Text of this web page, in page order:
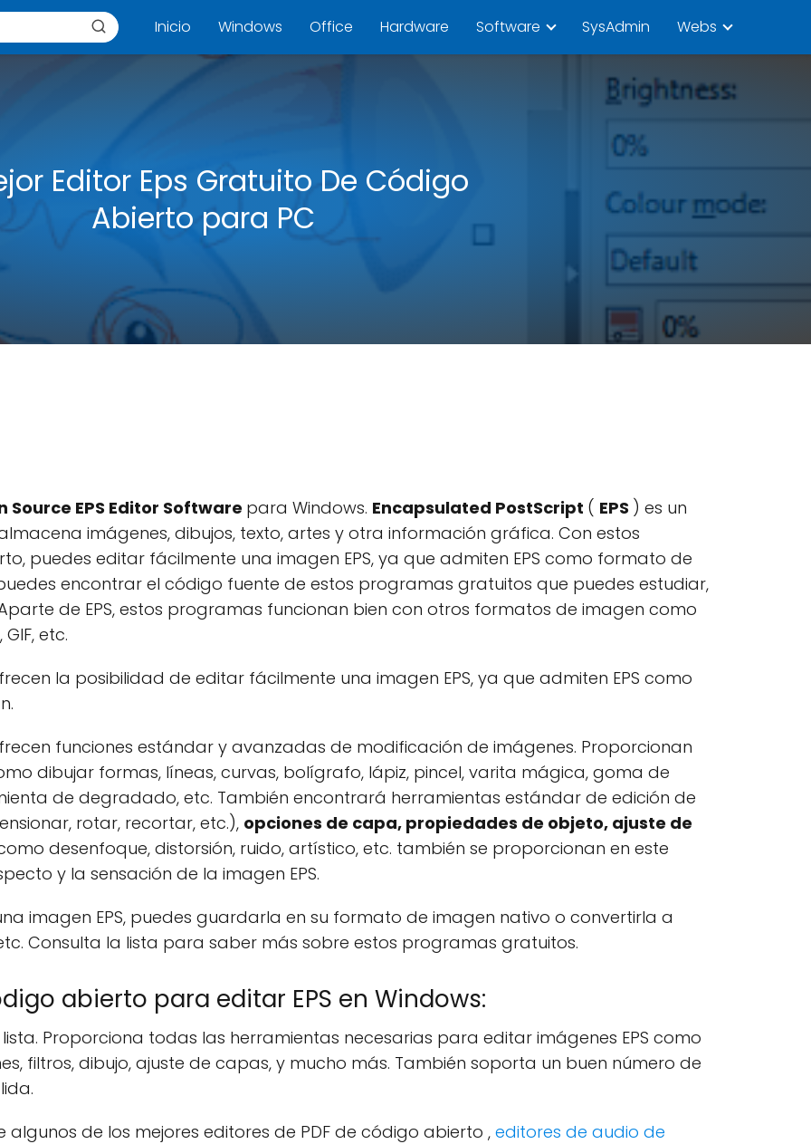
Inicio Windows Office Hardware Software SysAdmin Webs
Editor Eps Gratuito De Código
Abierto para PC
Source EPS Editor Software para Windows. Encapsulated PostScript ( EPS ) es un
imágenes, dibujos, texto, artes y otra información gráfica. Con estos
puedes editar fácilmente una imagen EPS, ya que admiten EPS como formato de
encontrar el código fuente de estos programas gratuitos que puedes estudiar,
de EPS, estos programas funcionan bien con otros formatos de imagen como
GIF, etc.
la posibilidad de editar fácilmente una imagen EPS, ya que admiten EPS como
funciones estándar y avanzadas de modificación de imágenes. Proporcionan
dibujar formas, líneas, curvas, bolígrafo, lápiz, pincel, varita mágica, goma de
de degradado, etc. También encontrará herramientas estándar de edición de
rotar, recortar, etc.), opciones de capa, propiedades de objeto, ajuste de
desenfoque, distorsión, ruido, artístico, etc. también se proporcionan en este
y la sensación de la imagen EPS.
imagen EPS, puedes guardarla en su formato de imagen nativo o convertirla a
etc. Consulta la lista para saber más sobre estos programas gratuitos.
abierto para editar EPS en Windows:
Proporciona todas las herramientas necesarias para editar imágenes EPS como
filtros, dibujo, ajuste de capas, y mucho más. También soporta un buen número de
de los mejores editores de PDF de código abierto , editores de audio de